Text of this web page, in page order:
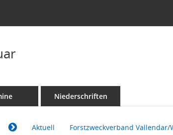
Niederschriften
Aktuell Forstzweckverband